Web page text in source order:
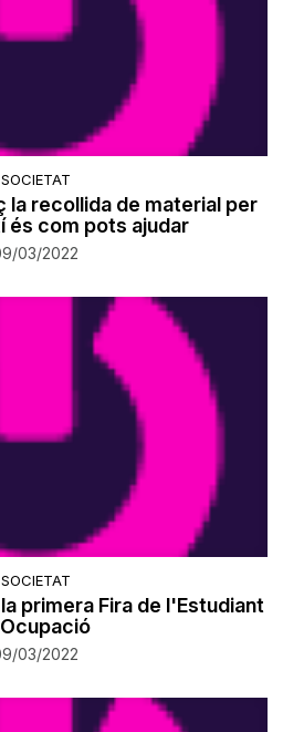
SOCIETAT
la recollida de material per
és com pots ajudar
03/2022
SOCIETAT
primera Fira de l'Estudiant
03/2022